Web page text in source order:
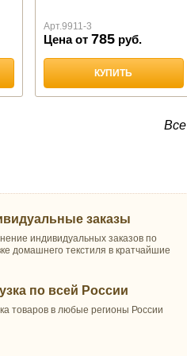
Арт.9911-3
Цена от 785руб.
КУПИТЬ
Все
заказы
индивидуальных заказов по
домашнего текстиля в кратчайшие
по всей России
товаров в любые регионы России